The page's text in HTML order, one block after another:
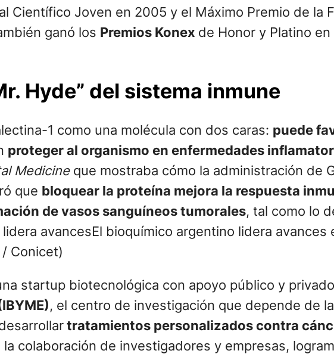
al Científico Joven en 2005 y el Máximo Premio de la
ganó los Premios Konex de Honor y Platino
Hyde” del sistema inmune
1 como una molécula con dos caras: puede
proteger al organismo en enfermedades
Medicineque mostraba cómo la administración de
que bloquear la proteína mejora la respuesta
de vasos sanguíneos tumorales, tal como lo
El bioquímico argentino lidera
Conicet)
startup biotecnológica con apoyo público y
, el centro de investigación que depende de
tratamientos personalizados contra
la colaboración de investigadores y empresas,